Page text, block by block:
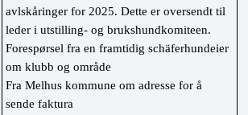
avlskåringer for 2025. Dette er oversendt til
leder i utstilling- og brukshundkomiteen.
Forespørsel fra en framtidig schäferhundeier
om klubb og område
Fra Melhus kommune om adresse for å
sende faktura